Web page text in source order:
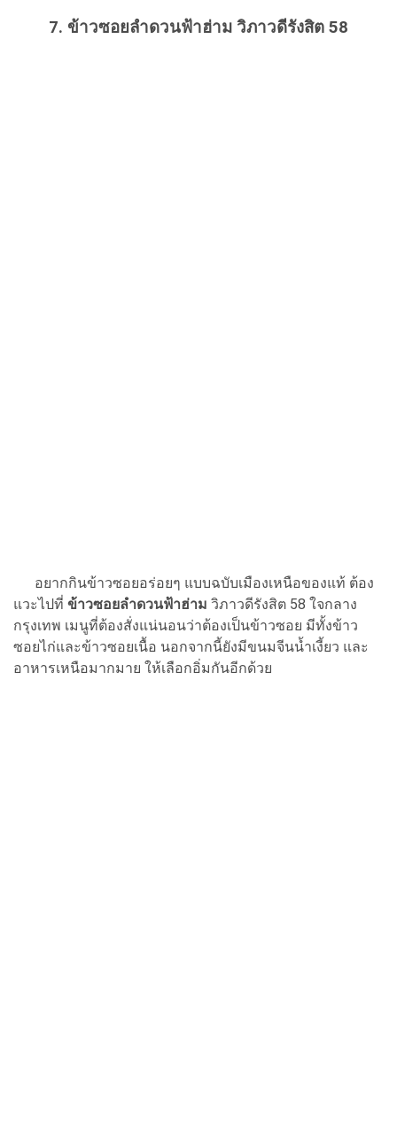
7. ข้าวซอยลำดวนฟ้าฮ่าม วิภาวดีรังสิต 58
อยากกินข้าวซอยอร่อยๆ แบบฉบับเมืองเหนือของแท้ ต้อง
แวะไปที่ ข้าวซอยลำดวนฟ้าฮ่าม วิภาวดีรังสิต 58 ใจกลาง
กรุงเทพ เมนูที่ต้องสั่งแน่นอนว่าต้องเป็นข้าวซอย มีทั้งข้าว
ซอยไก่และข้าวซอยเนื้อ นอกจากนี้ยังมีขนมจีนน้ำเงี้ยว และ
อาหารเหนือมากมาย ให้เลือกอิ่มกันอีกด้วย